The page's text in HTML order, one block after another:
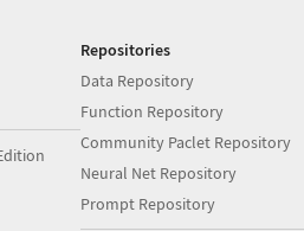
Repositories
Data Repository
Function Repository
Community Paclet Repository
Neural Net Repository
Prompt Repository